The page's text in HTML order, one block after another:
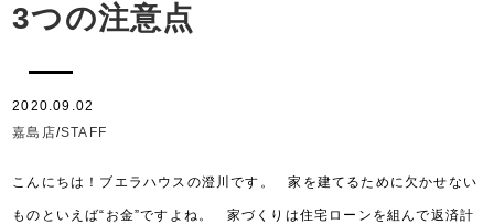
3つの注意点
2020.09.02
嘉島店/STAFF
こんにちは！ブエラハウスの澄川です。 家を建てるために欠かせない
ものといえば“お金”ですよね。 家づくりは住宅ローンを組んで返済計